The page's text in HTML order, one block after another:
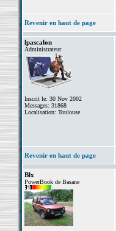
Revenir en haut de page
lpascalon
Administrateur
Inscrit le: 30 Nov 2002
Messages: 31868
Localisation: Toulouse
Revenir en haut de page
Blx
PowerBook de Basane